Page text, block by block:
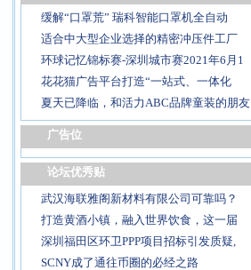
缓解“口罩荒” 瑞科智能口罩机全自动
适合中大型企业选择的精密冲压件工厂
环球记忆锦标赛-深圳城市赛2021年6月1
花花猫广告平台打造“一站式、一体化
夏天已降临，和活力ABC品牌童装的朋友
广告位
论坛优秀贴
武汉海联雅阁新材料有限公司可靠吗？
打造黄酒小镇，融入世界饮食，这一届
深圳福田区环卫PPP项目招标引发质疑,
SCNY成了通往币圈的必经之路